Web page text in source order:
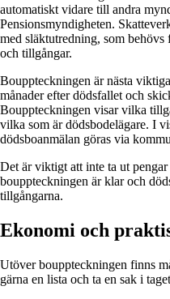
automatiskt vidare till andra
Pensionsmyndigheten.
med släktutredning, som
och tillgångar.
Bouppteckningen är nästa
månader efter dödsfallet och
Bouppteckningen visar vilka
vilka som är dödsbodelägare. I
dödsboanmälan göras via
Det är viktigt att inte ta ut
bouppteckningen är klar och
tillgångarna.
Ekonomi och
Utöver bouppteckningen finns
gärna en lista och ta en sak i